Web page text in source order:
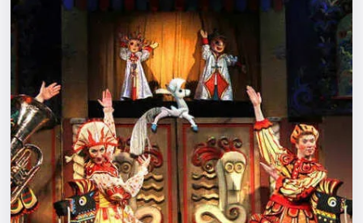
События
Площадки
Артисты
Рейтинги